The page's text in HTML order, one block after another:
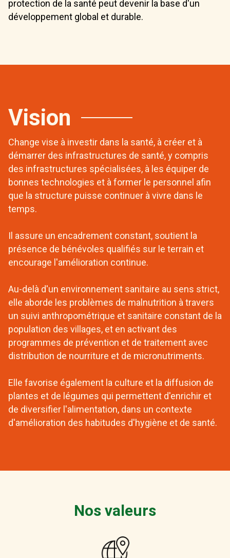
protection de la santé peut devenir la base d'un
développement global et durable.
Vision
Change vise à investir dans la santé, à créer et à
démarrer des infrastructures de santé, y compris
des infrastructures spécialisées, à les équiper de
bonnes technologies et à former le personnel afin
que la structure puisse continuer à vivre dans le
temps.
Il assure un encadrement constant, soutient la
présence de bénévoles qualifiés sur le terrain et
encourage l'amélioration continue.
Au-delà d'un environnement sanitaire au sens strict,
elle aborde les problèmes de malnutrition à travers
un suivi anthropométrique et sanitaire constant de la
population des villages, et en activant des
programmes de prévention et de traitement avec
distribution de nourriture et de micronutriments.
Elle favorise également la culture et la diffusion de
plantes et de légumes qui permettent d'enrichir et
de diversifier l'alimentation, dans un contexte
d'amélioration des habitudes d'hygiène et de santé.
Nos valeurs